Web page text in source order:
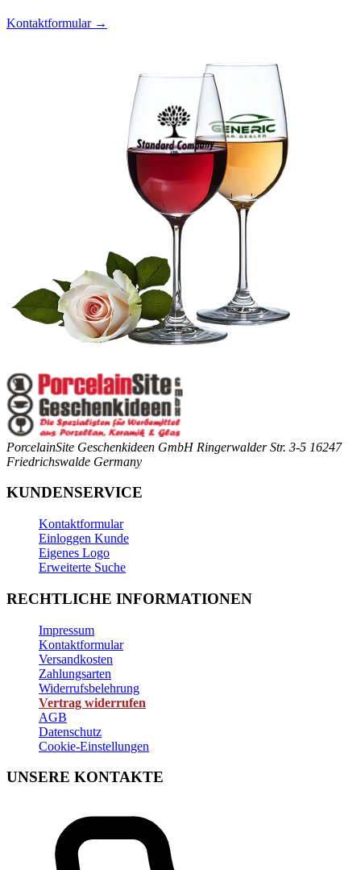
Kontaktformular →
PorcelainSite Geschenkideen GmbH Ringerwalder Str. 3-5 16247
Friedrichswalde Germany
KUNDENSERVICE
Kontaktformular
Einloggen Kunde
Eigenes Logo
Erweiterte Suche
RECHTLICHE INFORMATIONEN
Impressum
Kontaktformular
Versandkosten
Zahlungsarten
Widerrufsbelehrung
Vertrag widerrufen
AGB
Datenschutz
Cookie-Einstellungen
UNSERE KONTAKTE